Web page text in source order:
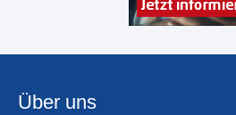
Über uns